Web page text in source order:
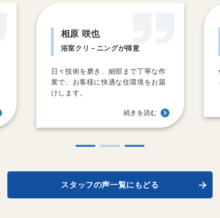
相原 咲也
浴室クリ－ニングが得意
日々技術を磨き、細部まで丁寧な作
業で、お客様に快適な住環境をお届
けします。
続きを読む
スタッフの声一覧にもどる